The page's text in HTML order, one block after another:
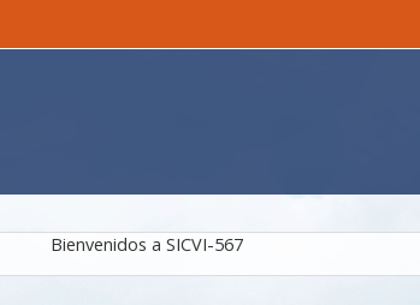
Bienvenidos a SICVI-567